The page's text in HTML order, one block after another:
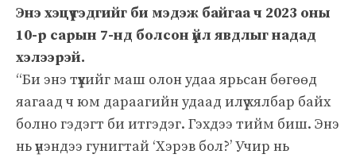
Энэ хэцүү гэдгийг би мэдэж байгаа ч 2023 оны
10-р сарын 7-нд болсон үйл явдлыг надад
хэлээрэй.
“Би энэ түүхийг маш олон удаа ярьсан бөгөөд
яагаад ч юм дараагийн удаад илүү хялбар байх
болно гэдэгт би итгэдэг. Гэхдээ тийм биш. Энэ
нь үнэндээ гунигтай ‘Хэрэв бол?’ Учир нь